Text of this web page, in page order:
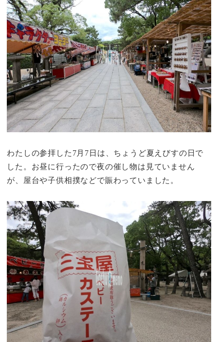
わたしの参拝した7月7日は、ちょうど夏えびすの日で
した。お昼に行ったので夜の催し物は見ていません
が、屋台や子供相撲などで賑わっていました。